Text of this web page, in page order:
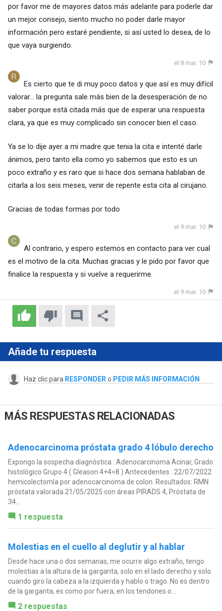
por favor me de mayores datos más adelante para poderle dar
un mejor consejo, siento mucho no poder darle mayor
información pero estaré pendiente, si así usted lo desea, de lo
que vaya surgiendo.
el 8 mar. 10
Es cierto que te di muy poco datos y que así es muy difícil
valorar... la pregunta sale más bien de la desesperación de no
saber porque está citada más que de esperar una respuesta
clara, ya que es muy complicado sin conocer bien el caso.
Ya se lo dije ayer a mi madre que tenia la cita e intenté darle
ánimos, pero tanto ella como yo sabemos que esto es un
poco extraño y es raro que si hace dos semana hablaban de
citarla a los seis meses, venir de repente esta cita al cirujano.
Gracias de todas formas por todo
el 9 mar. 10
Al contrario, y espero estemos en contacto para ver cual
es el motivo de la cita. Muchas gracias y le pido por favor que
finalice la respuesta y si vuelve a requerirme.
el 9 mar. 10
Añade tu respuesta
Haz clic para RESPONDER o PEDIR MÁS INFORMACIÓN
MÁS RESPUESTAS RELACIONADAS
Adenocarcinoma próstata grado 4 lóbulo derecho
Expongo la sospecha diagnóstica : Adenocarcinoma Acinar, Grado
histológico Grupo 4 ( Gleason 4+4=8 ) Antecedentes : 22/07/2022
hemicolectomía por adenocarcinoma de colon. Resultados: RMN
próstata valorada 21/05/2025 con áreas PIRADS 4, Próstata de
34...
1 respuesta
Molestias en el cuello al deglutir y al hablar
Desde hace una o dos semanas, me ocurre algo extraño, tengo
molestias a la altura de la garganta, solo en el lado derecho y solo
cuando giro la cabeza a la izquierda y hablo o trago. No es dentro
de la garganta, es como por fuera, en los tendones o...
2 respuestas